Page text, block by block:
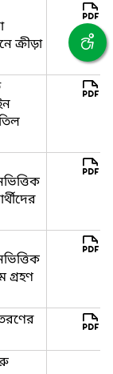
ক্রীড়া
গ্রহণ